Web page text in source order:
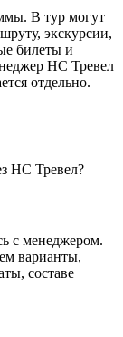
В тур могут
экскурсии,
билеты и
НС Тревел
отдельно.
НС Тревел?
с менеджером.
варианты,
составе